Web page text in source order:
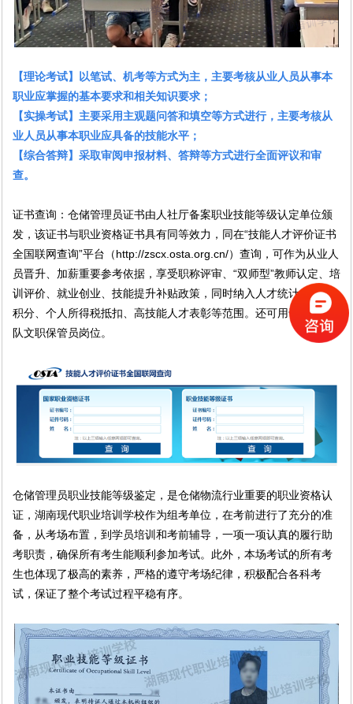
【理论考试】以笔试、机考等方式为主，主要考核从业人员从事本
职业应掌握的基本要求和相关知识要求；
【实操考试】主要采用主观题问答和填空等方式进行，主要考核从
业人员从事本职业应具备的技能水平；
【综合答辩】采取审阅申报材料、答辩等方式进行全面评议和审
查。
证书查询：仓储管理员证书由人社厅备案职业技能等级认定单位颁
发，该证书与职业资格证书具有同等效力，同在“技能人才评价证书
全国联网查询”平台（http://zscx.osta.org.cn/）查询，可作为从业人
员晋升、加薪重要参考依据，享受职称评审、“双师型”教师认定、培
训评价、就业创业、技能提升补贴政策，同时纳入人才统计、入户
积分、个人所得税抵扣、高技能人才表彰等范围。还可用于报考部
队文职保管员岗位。
仓储管理员职业技能等级鉴定，是仓储物流行业重要的职业资格认
证，湖南现代职业培训学校作为组考单位，在考前进行了充分的准
备，从考场布置，到学员培训和考前辅导，一项一项认真的履行助
考职责，确保所有考生能顺利参加考试。此外，本场考试的所有考
生也体现了极高的素养，严格的遵守考场纪律，积极配合各科考
试，保证了整个考试过程平稳有序。